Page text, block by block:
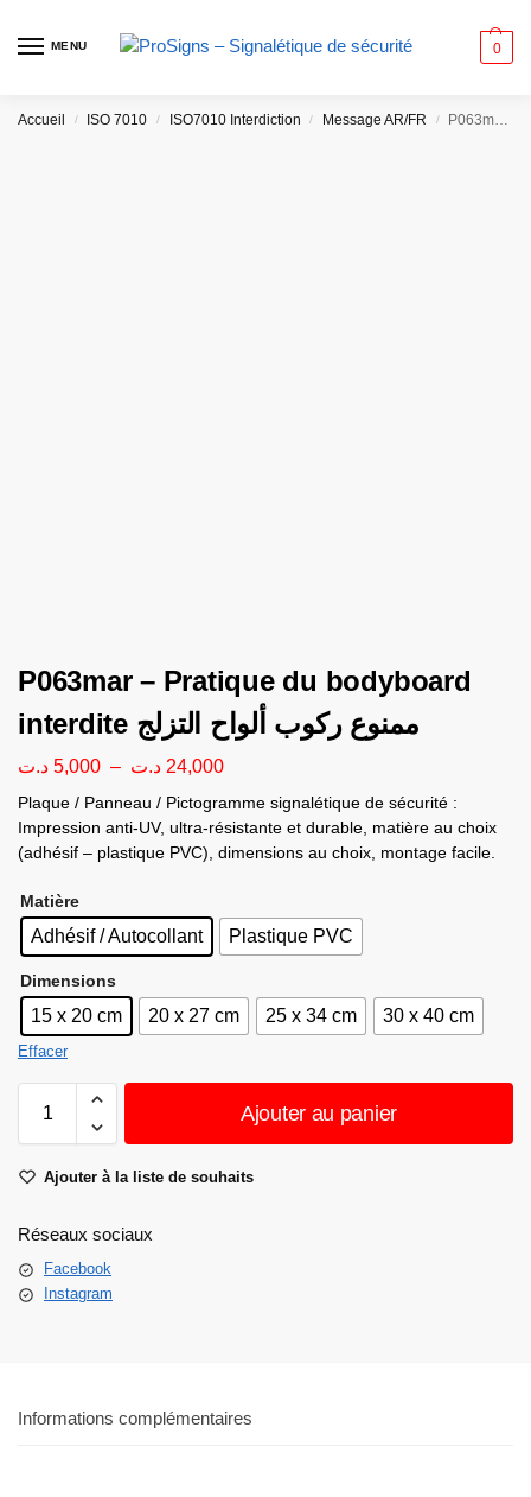
MENU 0
Accueil / ISO 7010 / ISO7010 Interdiction / Message AR/FR /
P063mar – Pratique du bodyboard
interdite ممنوع ركوب ألواح التزلج
5,000 د.ت – 24,000 د.ت
Plaque / Panneau / Pictogramme signalétique de sécurité :
Impression anti-UV, ultra-résistante et durable, matière au choix
(adhésif – plastique PVC), dimensions au choix, montage facile.
Matière
Adhésif / Autocollant Plastique PVC
Dimensions
15 x 20 cm 20 x 27 cm 25 x 34 cm 30 x 40 cm
Effacer
Ajouter au panier
Ajouter à la liste de souhaits
Réseaux sociaux
Facebook
Instagram
Informations complémentaires